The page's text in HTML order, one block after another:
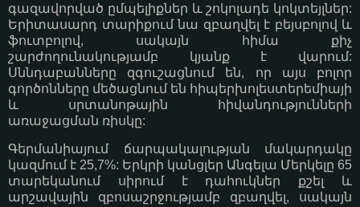
գազավորված ըմպելիքներ և շոկոլադե կոկտեյլներ:
Երիտասարդ տարիքում նա զբաղվել է բեյսբոլով և
ֆուտբոլով, սակայն հիմա քիչ
շարժողունակությամբ կյանք է վարում:
Սննդաբանները զգուշացնում են, որ այս բոլոր
գործոնները մեծացնում են հիպերխոլեստերեմիայի
և սրտանոթային հիվանդությունների
առաջացման ռիսկը:
Գերմանիայում ճարպակալության մակարդակը
կազմում է 25,7%: Երկրի կանցլեր Անգելա Մերկելը 65
տարեկանում սիրում է դահուկներ քշել և
արշավային զբոսաշրջությամբ զբաղվել, սակայն